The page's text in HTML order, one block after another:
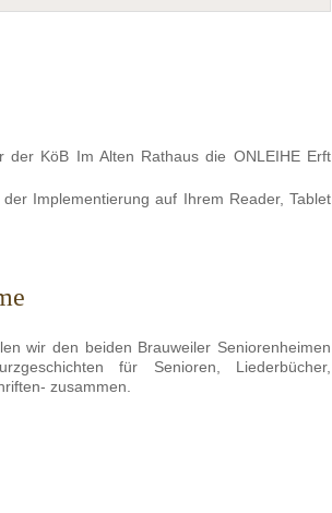
KöB Im Alten Rathaus die ONLEIHE Erft
Implementierung auf Ihrem Reader, Tablet
wir den beiden Brauweiler Seniorenheimen
für Senioren, Liederbücher,
zusammen.